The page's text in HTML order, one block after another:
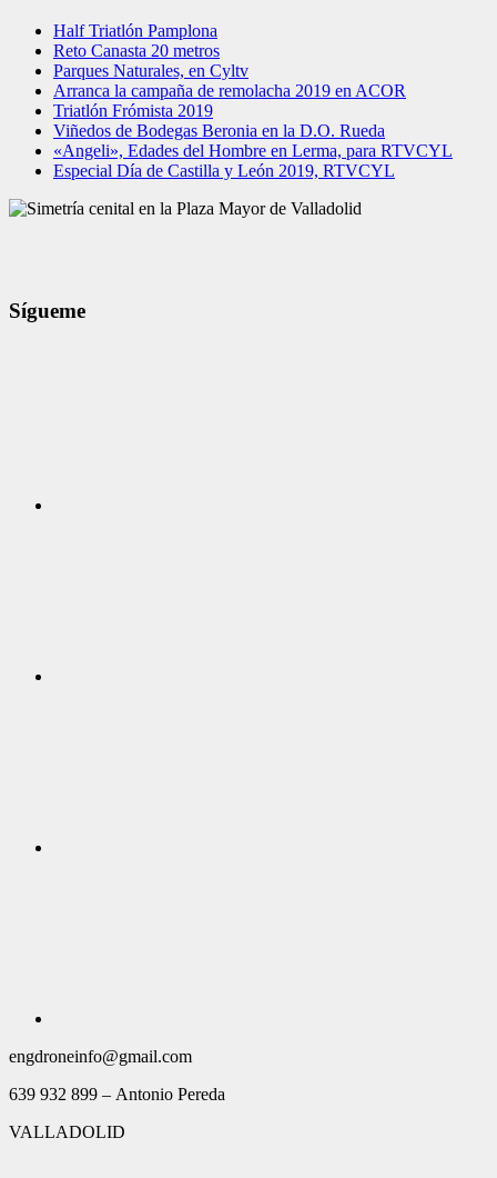
Half Triatlón Pamplona
Reto Canasta 20 metros
Parques Naturales, en Cyltv
Arranca la campaña de remolacha 2019 en ACOR
Triatlón Frómista 2019
Viñedos de Bodegas Beronia en la D.O. Rueda
«Angeli», Edades del Hombre en Lerma, para RTVCYL
Especial Día de Castilla y León 2019, RTVCYL
Sígueme
engdroneinfo@gmail.com
639 932 899 – Antonio Pereda
VALLADOLID